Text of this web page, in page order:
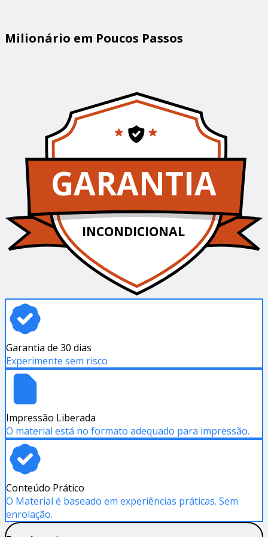
Milionário em Poucos Passos
GARANTIA
INCONDICIONAL
Garantia de 30 dias
Experimente sem risco
Impressão Liberada
O material está no formato adequado para impressão.
Conteúdo Prático
O Material é baseado em experiências práticas. Sem
enrolação.